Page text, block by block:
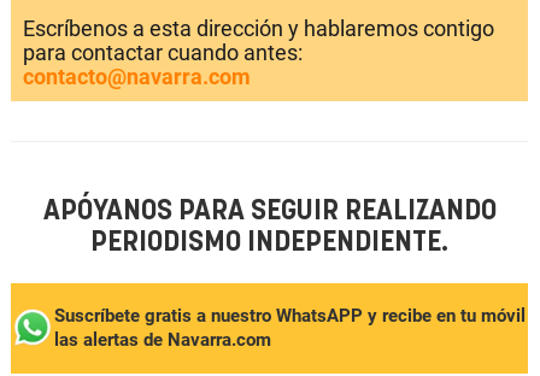
Escríbenos a esta dirección y hablaremos contigo
para contactar cuando antes:
contacto@navarra.com
APÓYANOS PARA SEGUIR REALIZANDO
PERIODISMO INDEPENDIENTE.
Suscríbete gratis a nuestro WhatsAPP y recibe en tu móvil
las alertas de Navarra.com